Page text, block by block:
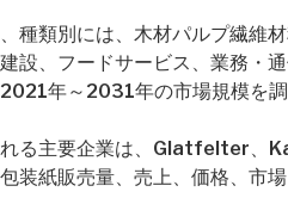
種類別には、木材パルプ繊維
設、フードサービス、業務・
年～2031年の市場規模を調
れる主要企業は、Glatfelter
装紙販売量、売上、価格、市